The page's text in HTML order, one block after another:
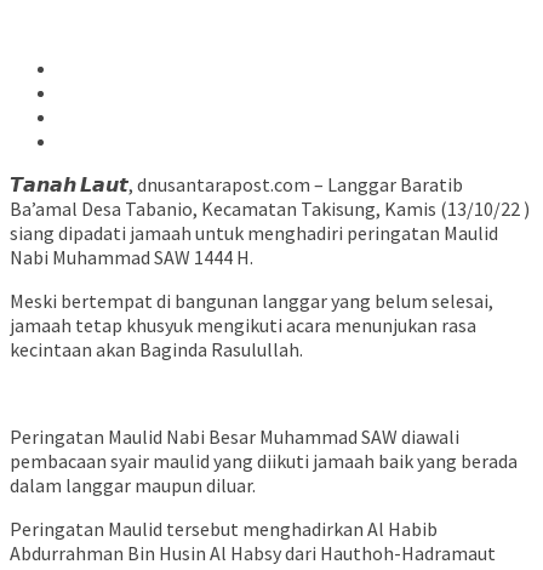
𝙏𝙖𝙣𝙖𝙝 𝙇𝙖𝙪𝙩, dnusantarapost.com – Langgar Baratib
Ba’amal Desa Tabanio, Kecamatan Takisung, Kamis (13/10/22 )
siang dipadati jamaah untuk menghadiri peringatan Maulid
Nabi Muhammad SAW 1444 H.
Meski bertempat di bangunan langgar yang belum selesai,
jamaah tetap khusyuk mengikuti acara menunjukan rasa
kecintaan akan Baginda Rasulullah.
Peringatan Maulid Nabi Besar Muhammad SAW diawali
pembacaan syair maulid yang diikuti jamaah baik yang berada
dalam langgar maupun diluar.
Peringatan Maulid tersebut menghadirkan Al Habib
Abdurrahman Bin Husin Al Habsy dari Hauthoh-Hadramaut